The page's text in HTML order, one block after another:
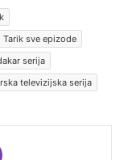
Tarik sve epizode
serija
televizijska serija